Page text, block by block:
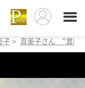
子 > 真美子さん “異国